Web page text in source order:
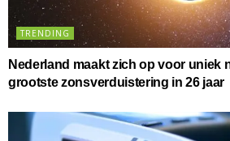
TRENDING
Nederland maakt zich op voor uniek
grootste zonsverduistering in 26 jaar